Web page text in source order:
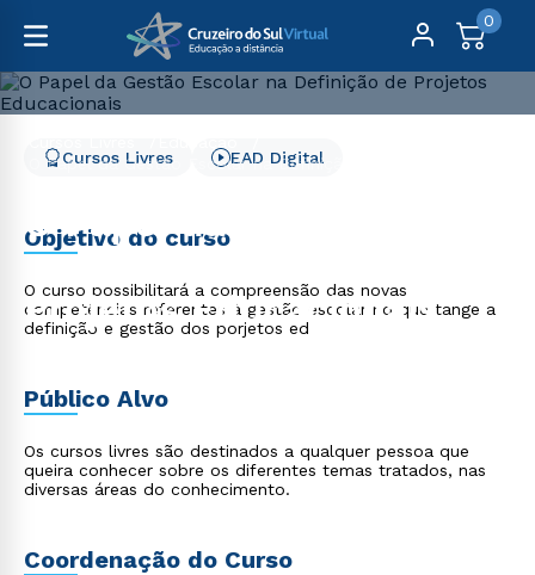
0
O Papel da Gestão Escolar na Definição de Projetos
O Papel da Gestão
Escolar na Definição de
Projetos Educacionais
Cursos Livres EAD Digital
Objetivo do curso
O curso possibilitará a compreensão das novas
competências referentes à gestão escolar no que tange a
definição e gestão dos porjetos ed
Público Alvo
Os cursos livres são destinados a qualquer pessoa que
queira conhecer sobre os diferentes temas tratados, nas
diversas áreas do conhecimento.
Coordenação do Curso